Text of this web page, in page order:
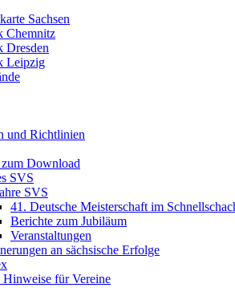
Sachsen
Chemnitz
Dresden
Leipzig
und Richtlinien
Download
SVS
SVS
41. Deutsche Meisterschaft im
Berichte zum Jubiläum
Veranstaltungen
an sächsische Erfolge
Hinweise für Vereine